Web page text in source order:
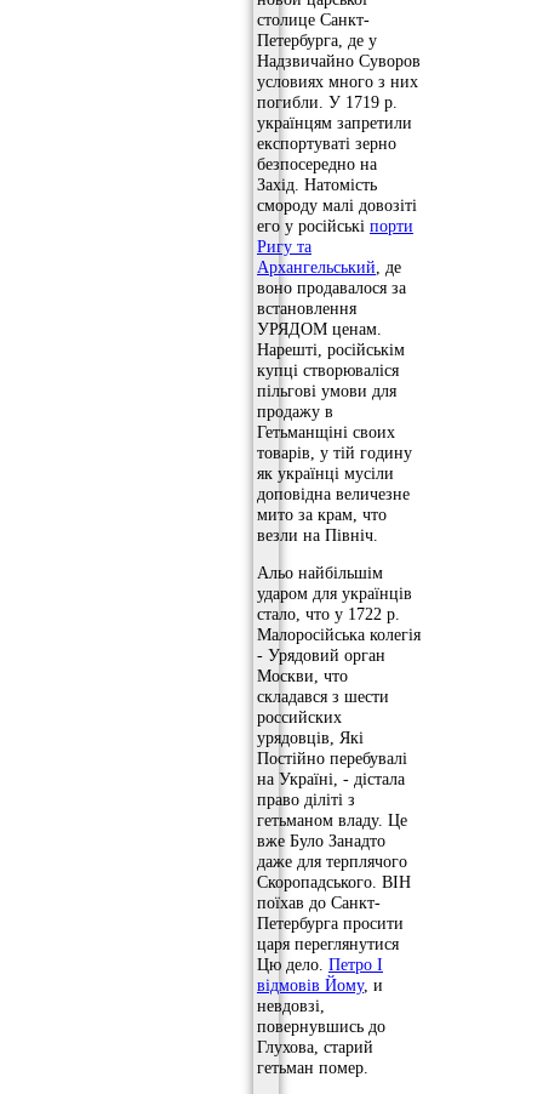
столице Санкт-
Петербурга, де у
Надзвичайно Суворов
условиях много з них
погибли. У 1719 р.
українцям запретили
експортуваті зерно
безпосередно на
Захід. Натомість
смороду малі довозіті
его у російські порти
Ригу та
Архангельський , де
воно продавалося за
встановлення
УРЯДОМ ценам.
Нарешті, російськім
купці створюваліся
пільгові умови для
продажу в
Гетьманщіні своих
товарів, у тій годину
як українці мусіли
доповідна величезне
мито за крам, что
везли на Північ.
Альо найбільшім
ударом для українців
стало, что у 1722 р.
Малоросійська колегія
- Урядовий орган
Москви, что
складався з шести
российских
урядовців, Які
Постійно перебувалі
на Україні, - дістала
право діліті з
гетьманом владу. Це
вже Було Занадто
даже для терплячого
Скоропадського. ВІН
поїхав до Санкт-
Петербурга просити
царя переглянутися
Цю дело. Петро І
відмовів Йому, и
невдовзі,
повернувшись до
Глухова, старий
гетьман помер.